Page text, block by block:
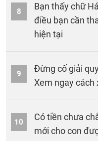
8
Bạn thấy chữ
điều bạn cần
hiện tại
9
Đừng cố giải
Xem ngay cách
10
Có tiền chưa
mới cho con